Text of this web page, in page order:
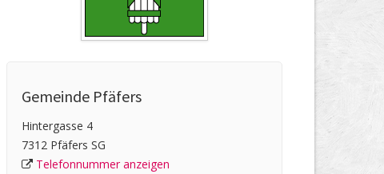
Gemeinde Pfäfers
Hintergasse 4
7312 Pfäfers SG
Telefonnummer anzeigen